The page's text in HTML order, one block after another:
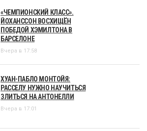
«ЧЕМПИОНСКИЙ КЛАСС».
ЙОХАНССОН ВОСХИЩЁН
ПОБЕДОЙ ХЭМИЛТОНА В
БАРСЕЛОНЕ
Вчера в 17:58
ХУАН-ПАБЛО МОНТОЙЯ:
РАССЕЛУ НУЖНО НАУЧИТЬСЯ
ЗЛИТЬСЯ НА АНТОНЕЛЛИ
Вчера в 17:01